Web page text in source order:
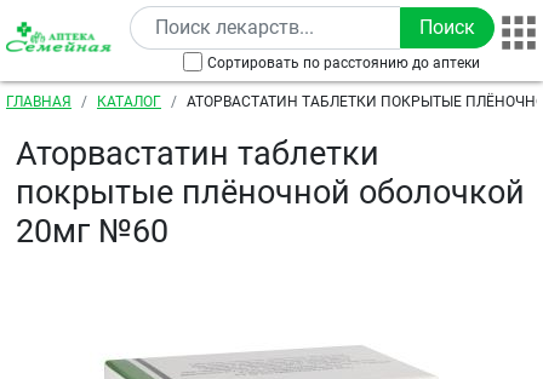
Перейти к основному содержанию
Сортировать по расстоянию до аптеки
Строка навигации
ГЛАВНАЯ КАТАЛОГ
АТОРВАСТАТИН ТАБЛЕТКИ ПОКРЫТЫЕ
Аторвастатин таблетки
покрытые плёночной оболочкой
20мг №60